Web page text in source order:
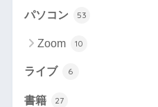
パソコン 53
Zoom 10
ライブ 6
書籍 27